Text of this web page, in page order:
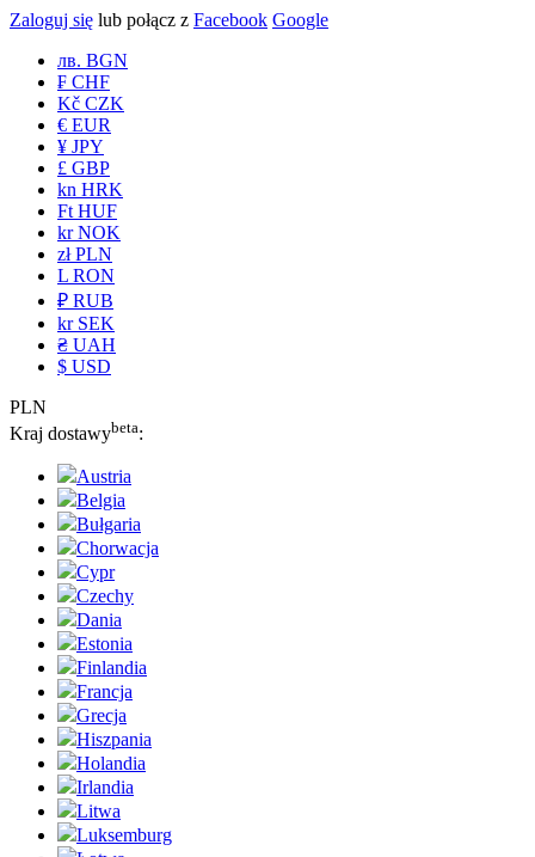
Zaloguj się lub połącz z Facebook Google
лв. BGN
₣ CHF
Kč CZK
€ EUR
¥ JPY
£ GBP
kn HRK
Ft HUF
kr NOK
zł PLN
L RON
₽ RUB
kr SEK
₴ UAH
$ USD
PLN
Kraj dostawybeta:
Austria
Belgia
Bułgaria
Chorwacja
Cypr
Czechy
Dania
Estonia
Finlandia
Francja
Grecja
Hiszpania
Holandia
Irlandia
Litwa
Luksemburg